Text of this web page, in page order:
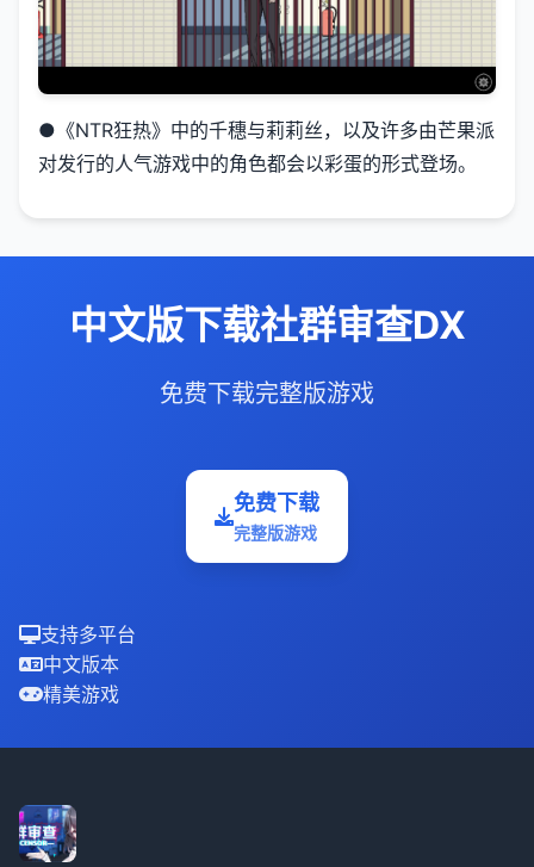
●《NTR狂热》中的千穗与莉莉丝，以及许多由芒果派
对发行的人气游戏中的角色都会以彩蛋的形式登场。
中文版下载社群审查DX
免费下载完整版游戏
免费下载
完整版游戏
支持多平台
中文版本
精美游戏